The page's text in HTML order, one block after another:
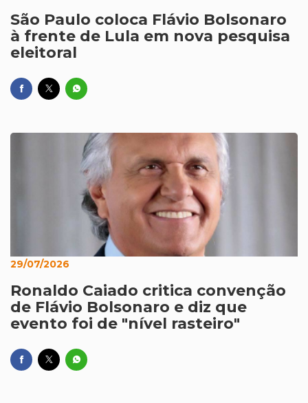
São Paulo coloca Flávio Bolsonaro
à frente de Lula em nova pesquisa
eleitoral
29/07/2026
Ronaldo Caiado critica convenção
de Flávio Bolsonaro e diz que
evento foi de "nível rasteiro"